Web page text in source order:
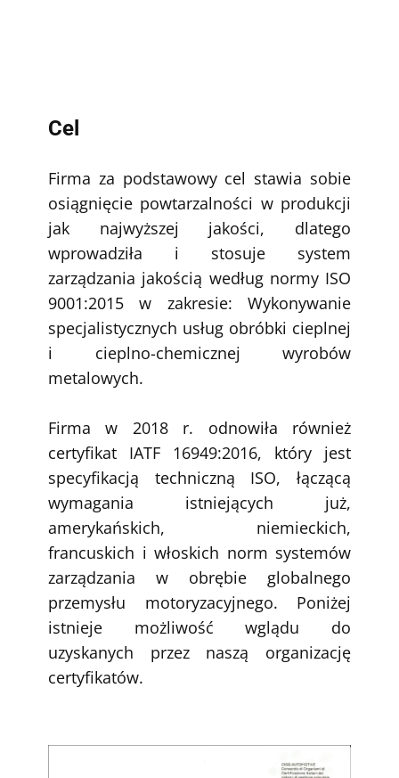
Cel
Firma za podstawowy cel stawia sobie
osiągnięcie powtarzalności w produkcji
jak najwyższej jakości, dlatego
wprowadziła i stosuje system
zarządzania jakością według normy ISO
9001:2015 w zakresie: Wykonywanie
specjalistycznych usług obróbki cieplnej
i cieplno-chemicznej wyrobów
metalowych.
Firma w 2018 r. odnowiła również
certyfikat IATF 16949:2016, który jest
specyfikacją techniczną ISO, łączącą
wymagania istniejących już,
amerykańskich, niemieckich,
francuskich i włoskich norm systemów
zarządzania w obrębie globalnego
przemysłu motoryzacyjnego. Poniżej
istnieje możliwość wglądu do
uzyskanych przez naszą organizację
certyfikatów.